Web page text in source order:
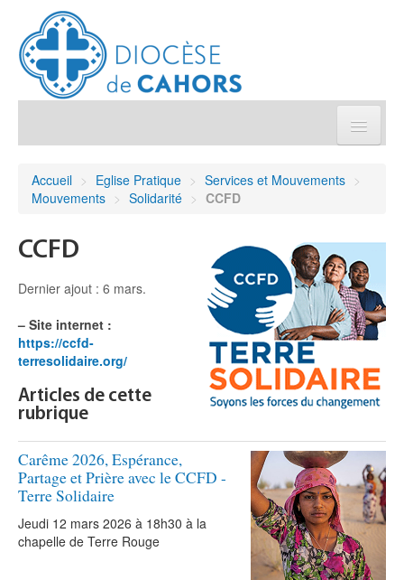
Sanctuaires & Pélerinages
Je donne
Annuaire/Contact
Accueil > Eglise Pratique > Services et Mouvements >
Mouvements > Solidarité > CCFD
CCFD
Dernier ajout : 6 mars.
– Site internet :
https://ccfd-
terresolidaire.org/
Articles de cette
rubrique
Carême 2026, Espérance,
Partage et Prière avec le CCFD -
Terre Solidaire
Jeudi 12 mars 2026 à 18h30 à la
chapelle de Terre Rouge